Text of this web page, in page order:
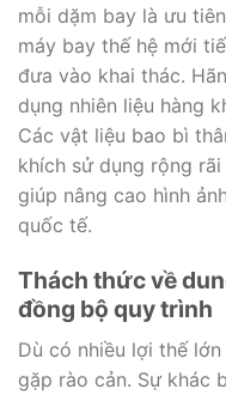
mỗi dặm bay là ưu
máy bay thế hệ mới
đưa vào khai thác.
dụng nhiên liệu hàng
Các vật liệu bao bì
khích sử dụng rộng
giúp nâng cao hình
quốc tế.
Thách thức về
đồng bộ quy trình
Dù có nhiều lợi thế
gặp rào cản. Sự khác